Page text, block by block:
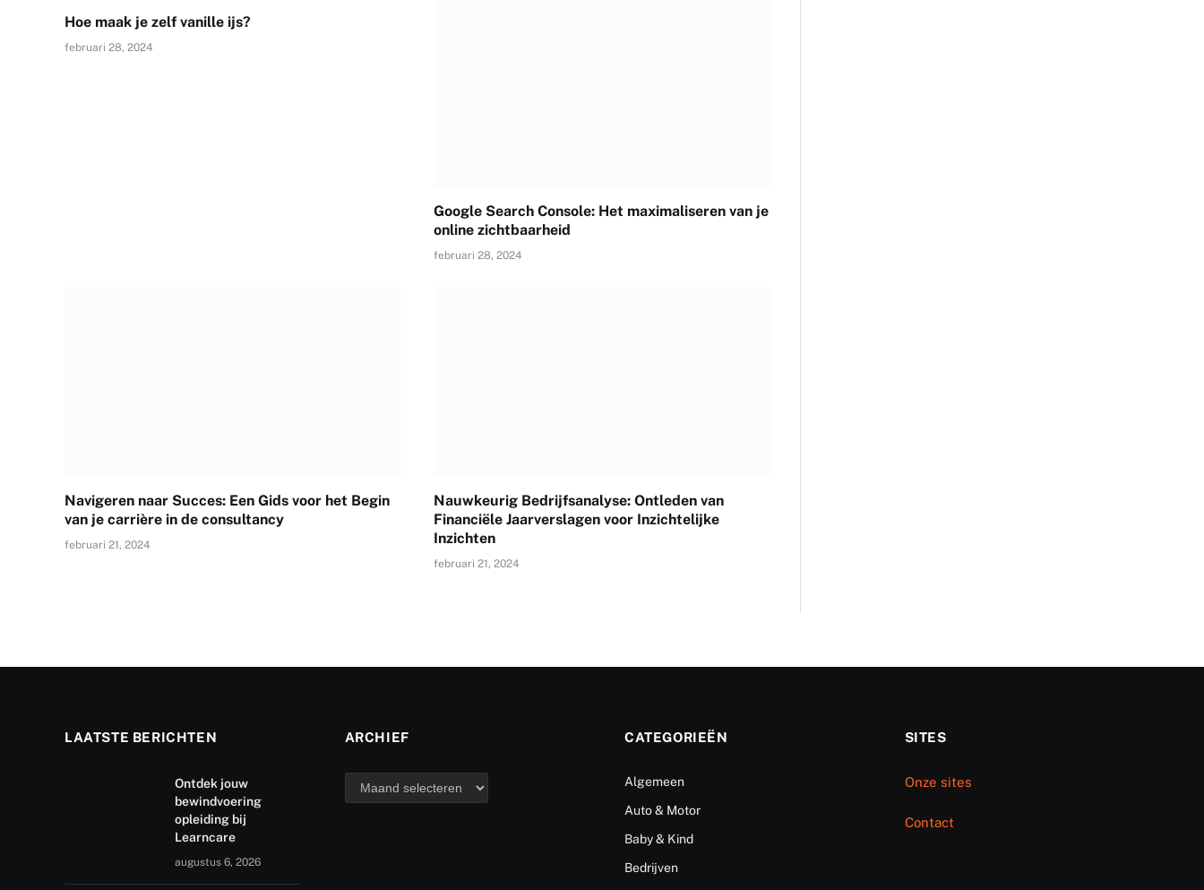
Hoe maak je zelf vanille ijs?
februari 28, 2024
Google Search Console: Het maximaliseren van je
online zichtbaarheid
februari 28, 2024
Navigeren naar Succes: Een Gids voor het Begin
van je carrière in de consultancy
februari 21, 2024
Nauwkeurig Bedrijfsanalyse: Ontleden van
Financiële Jaarverslagen voor Inzichtelijke
Inzichten
februari 21, 2024
LAATSTE BERICHTEN
Ontdek jouw
bewindvoering
opleiding bij
Learncare
augustus 6, 2026
ARCHIEF
archief
CATEGORIEËN
Algemeen
Auto & Motor
Baby & Kind
Bedrijven
SITES
Onze sites
Contact